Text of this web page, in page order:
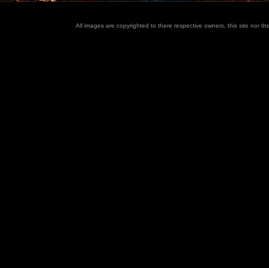
All images are copyrighted to there respective owners, this site nor